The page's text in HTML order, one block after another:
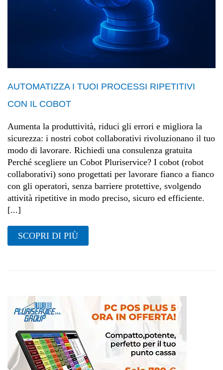
AUTOMATIZZA I TUOI PROCESSI RIPETITIVI
CON IL COBOT
Aumenta la produttività, riduci gli errori e migliora la
sicurezza: i nostri cobot collaborativi rivoluzionano il tuo
modo di lavorare. Richiedi una consulenza gratuita
Perché scegliere un Cobot Pluriservice? I cobot (robot
collaborativi) sono progettati per lavorare fianco a fianco
con gli operatori, senza barriere protettive, svolgendo
attività ripetitive in modo preciso, sicuro ed efficiente.
[...]
SCOPRI DI PIÙ